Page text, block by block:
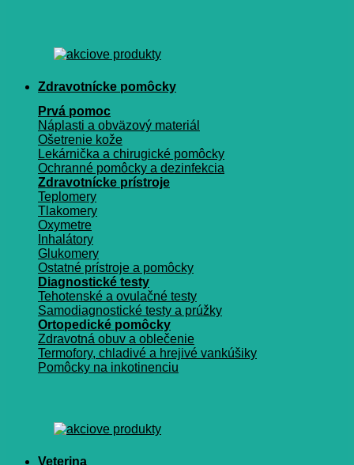
Zdravotnícke pomôcky
Prvá pomoc
Náplasti a obväzový materiál
Ošetrenie kože
Lekárnička a chirugické pomôcky
Ochranné pomôcky a dezinfekcia
Zdravotnícke prístroje
Teplomery
Tlakomery
Oxymetre
Inhalátory
Glukomery
Ostatné prístroje a pomôcky
Diagnostické testy
Tehotenské a ovulačné testy
Samodiagnostické testy a prúžky
Ortopedické pomôcky
Zdravotná obuv a oblečenie
Termofory, chladivé a hrejivé vankúšiky
Pomôcky na inkotinenciu
Veterina